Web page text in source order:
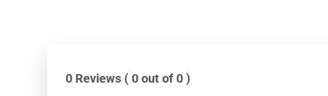
0 Reviews ( 0 out of 0 )